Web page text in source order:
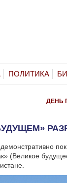
ПОЛИТИКА
ДЕНЬ
(Великое